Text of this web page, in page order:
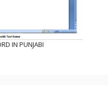
IN PUNJABI